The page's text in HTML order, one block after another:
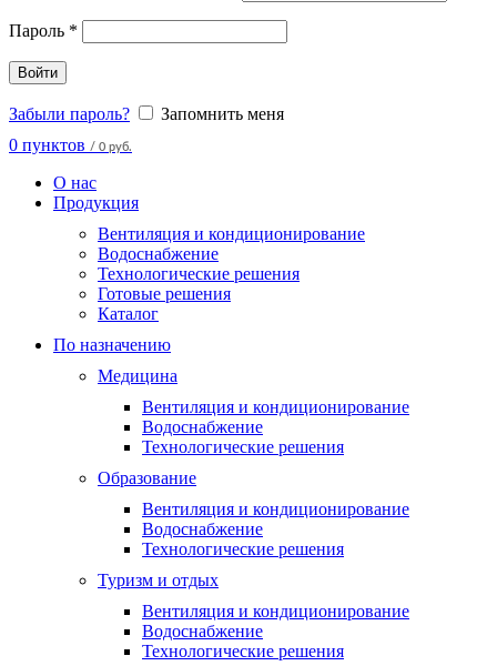
Пароль *
Войти
Забыли пароль?
Запомнить меня
0 пунктов / 0 руб.
О нас
Продукция
Вентиляция и кондиционирование
Водоснабжение
Технологические решения
Готовые решения
Каталог
По назначению
Медицина
Вентиляция и кондиционирование
Водоснабжение
Технологические решения
Образование
Вентиляция и кондиционирование
Водоснабжение
Технологические решения
Туризм и отдых
Вентиляция и кондиционирование
Водоснабжение
Технологические решения